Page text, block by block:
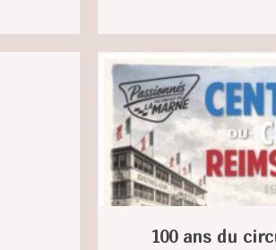
100 ans du